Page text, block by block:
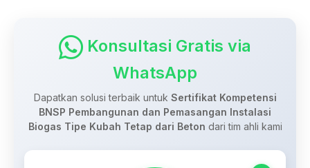
Konsultasi Gratis via
WhatsApp
Dapatkan solusi terbaik untuk Sertifikat Kompetensi
BNSP Pembangunan dan Pemasangan Instalasi
Biogas Tipe Kubah Tetap dari Beton dari tim ahli kami